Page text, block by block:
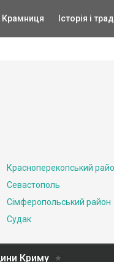
Крамниця Історія і
Красноперекопський
Севастополь
Сімферопольський район
Судак